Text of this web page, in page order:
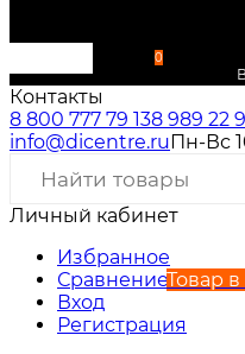
0
Контакты
8 800 777 79 138 989 22
info@dicentre.ru Пн-Вс
Личный кабинет
Избранное
СравнениеТовар
Вход
Регистрация